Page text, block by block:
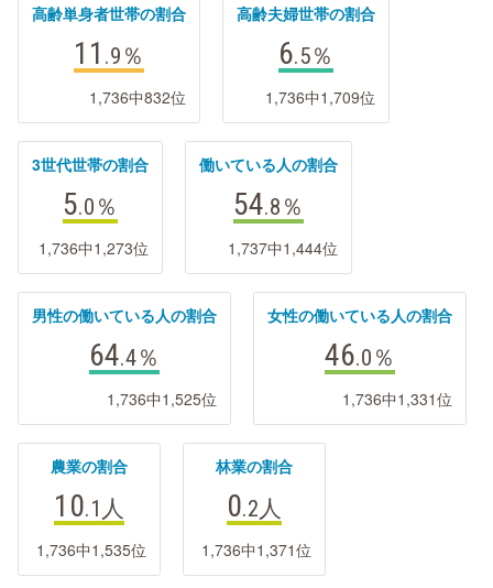
高齢単身者世帯の割合
11 .9 ％
1,736中832位
高齢夫婦世帯の割合
6.5％
1,736中1,709位
3世代世帯の割合
5.0 ％
1,736中1,273位
働いている人の割合
54.8 ％
1,737中1,444位
男性の働いている人の割合
64.4％
1,736中1,525位
女性の働いている人の割合
46.0 ％
1,736中1,331位
農業の割合
10.1 人
1,736中1,535位
林業の割合
0.2人
1,736中1,371位